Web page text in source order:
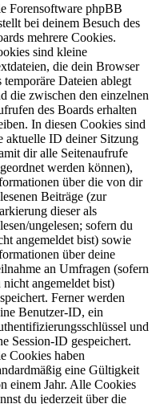
Forensoftware phpBB
bei deinem Besuch des
mehrere Cookies.
sind kleine
die dein Browser
temporäre Dateien ablegt
die zwischen den einzelnen
des Boards erhalten
In diesen Cookies sind
aktuelle ID deiner Sitzung
dir alle Seitenaufrufe
werden können),
über die von dir
Beiträge (zur
dieser als
ungelesen; sofern du
angemeldet bist) sowie
über deine
an Umfragen (sofern
nicht angemeldet bist)
Ferner werden
Benutzer-ID, ein
und
Session-ID gespeichert.
Cookies haben
eine Gültigkeit
einem Jahr. Alle Cookies
du jederzeit über die